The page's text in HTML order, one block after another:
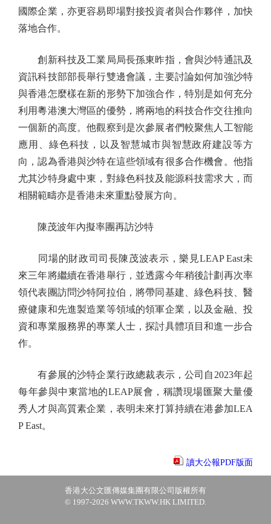
國際企業，亦更容易即場對接投資者與合作夥伴，加快
落地合作。
創新科技及工業局局長孫東昨指，會與沙特通訊及
資訊科技部部長舉行雙邊會議，主要討論如何加強沙特
與香港怎麼樣在新的形勢下加強合作，特別是如何充分
利用粵港澳大灣區的優勢，將兩地的科技合作交往推向
一個新的高度。他觀察到是次參展者們較聚焦人工智能
應用、綠色科技，以及智慧城市與智慧政府建設等方
向，認為香港與沙特在這些領域有很多合作機會。他指
尤其沙特身處中東，對綠色科技及能源科技需求大，而
相關範疇亦是香港未來重點發展方向。
陳茂波年內擬率團再訪沙特
同場的財政司司長陳茂波表示，樂見LEAP East未
來三年將繼續在香港舉行，並透露今年稍後計劃再次率
領代表團訪問沙特阿拉伯，將帶同基建、綠色科技、醫
療健康和先進製造業等領域的領軍企業，以及金融、投
資和專業服務界的專業人士，探討具體項目和進一步合
作。
有參展的沙特企業行政總裁表示，公司自2023年起
每年參與中東當地的LEAP展會，稱讚現場匯聚大量優
秀人才與高質素企業，表明未來打算持續在港參加LEA
P East。
讀大公報PDF版面
香港大公文匯傳媒集團有限公司版權所有
© 1997-2026 WWW.TKWW.HK LIMITED.